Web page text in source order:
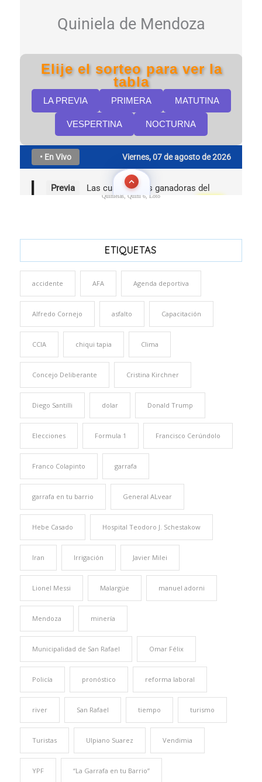
Quinielas, Quini 6, Loto
ETIQUETAS
accidente AFA Agenda deportiva
Alfredo Cornejo asfalto Capacitación
CCIA chiqui tapia Clima
Concejo Deliberante Cristina Kirchner
Diego Santilli dolar Donald Trump
Elecciones Formula 1 Francisco Cerúndolo
Franco Colapinto garrafa
garrafa en tu barrio General ALvear
Hebe Casado Hospital Teodoro J. Schestakow
Iran Irrigación Javier Milei
Lionel Messi Malargüe manuel adorni
Mendoza minería
Municipalidad de San Rafael Omar Félix
Policía pronóstico reforma laboral
river San Rafael tiempo turismo
Turistas Ulpiano Suarez Vendimia
YPF “La Garrafa en tu Barrio”